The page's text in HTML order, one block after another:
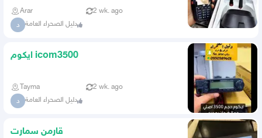
Arar 2 wk. ago
د دليل الصحراء العامة
ايكوم icom3500
Tayma 2 wk. ago
د دليل الصحراء العامة
قارمن سمارت